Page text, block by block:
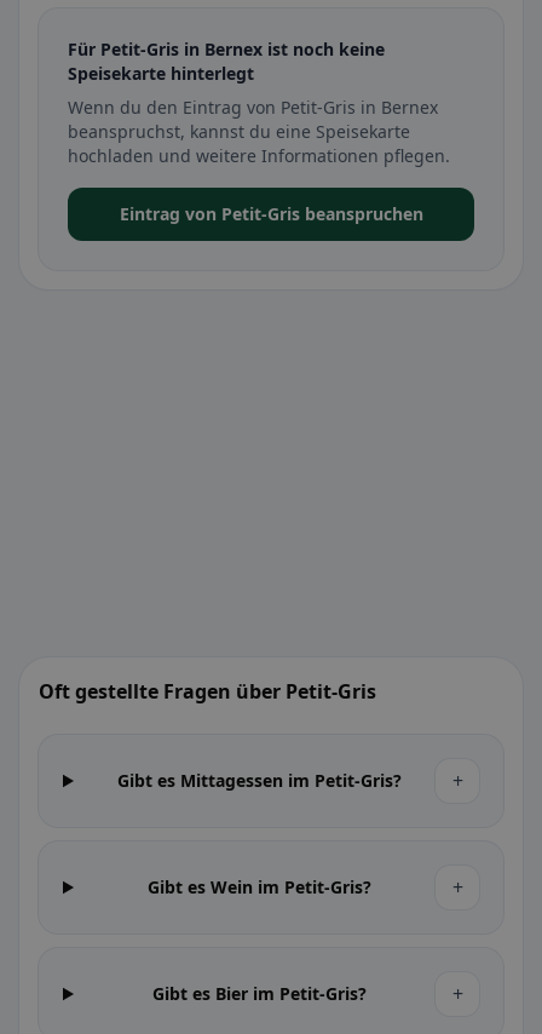
Für Petit-Gris in Bernex ist noch keine
Speisekarte hinterlegt
Wenn du den Eintrag von Petit-Gris in Bernex
beanspruchst, kannst du eine Speisekarte
hochladen und weitere Informationen pflegen.
Eintrag von Petit-Gris beanspruchen
Oft gestellte Fragen über Petit-Gris
Gibt es Mittagessen im Petit-Gris? +
Gibt es Wein im Petit-Gris? +
Gibt es Bier im Petit-Gris? +